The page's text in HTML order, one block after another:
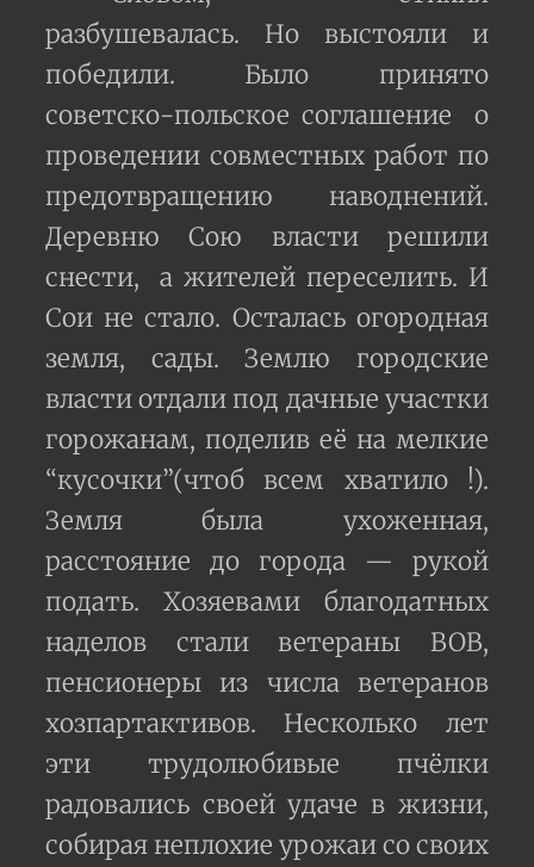
разбушевалась. Но выстояли и
победили. Было принято
советско-польское соглашение о
проведении совместных работ по
предотвращению наводнений.
Деревню Сою власти решили
снести, а жителей переселить. И
Сои не стало. Осталась огородная
земля, сады. Землю городские
власти отдали под дачные участки
горожанам, поделив её на мелкие
“кусочки”(чтоб всем хватило !).
Земля была ухоженная,
расстояние до города — рукой
подать. Xозяевами благодатных
наделов стали ветераны ВОВ,
пенсионеры из числа ветеранов
хозпартактивов. Несколько лет
эти трудолюбивые пчёлки
радовались своей удаче в жизни,
собирая неплохие урожаи со своих